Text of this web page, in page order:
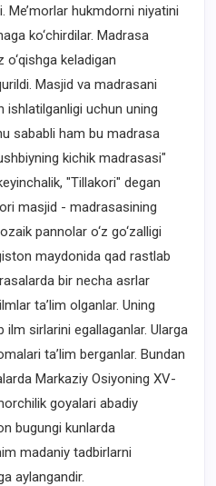
Me’morlar hukmdorni niyatini
ko‘chirdilar. Madrasa
keladigan
Masjid va madrasani
ishlatilganligi uchun uning
sababli ham bu madrasa
kichik madrasasi"
"Tillakori" degan
masjid - madrasasining
pannolar o‘z go‘zalligi
maydonida qad rastlab
bir necha asrlar
ta’lim olganlar. Uning
sirlarini egallaganlar. Ularga
ta’lim berganlar. Bundan
Markaziy Osiyoning XV-
goyalari abadiy
bugungi kunlarda
madaniy tadbirlarni
aylangandir.